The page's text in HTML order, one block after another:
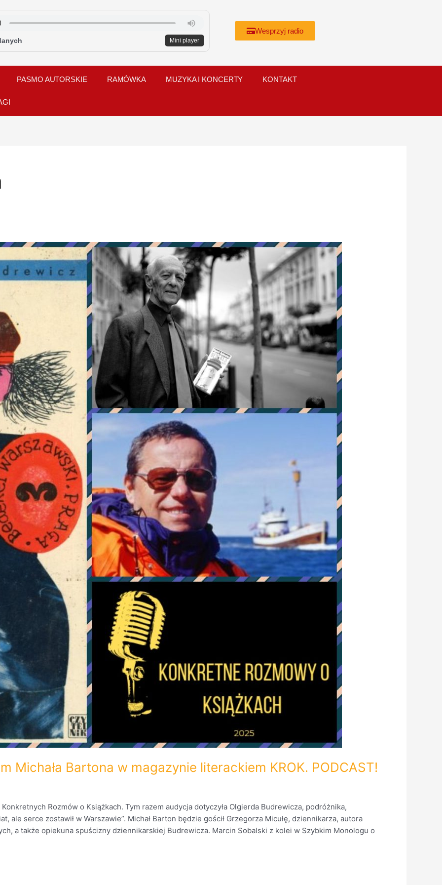
Mini player
Wesprzyj radio
PASMO AUTORSKIE RAMÓWKA MUZYKA I KONCERTY KONTAKT
Michała Bartona w magazynie literackiem KROK. PODCAST!
Rozmów o Książkach. Tym razem audycja dotyczyła Olgierda Budrewicza, podróżnika,
ale serce zostawił w Warszawie”. Michał Barton będzie gościł Grzegorza Micułę, dziennikarza, autora
a także opiekuna spuścizny dziennikarskiej Budrewicza. Marcin Sobalski z kolei w Szybkim Monologu o